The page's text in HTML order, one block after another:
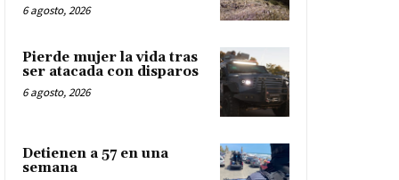
6 agosto, 2026
Pierde mujer la vida tras
ser atacada con disparos
6 agosto, 2026
Detienen a 57 en una
semana